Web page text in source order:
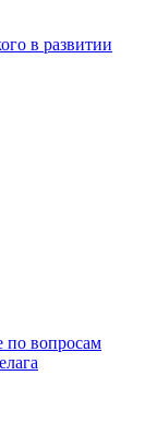
в развитии
по вопросам